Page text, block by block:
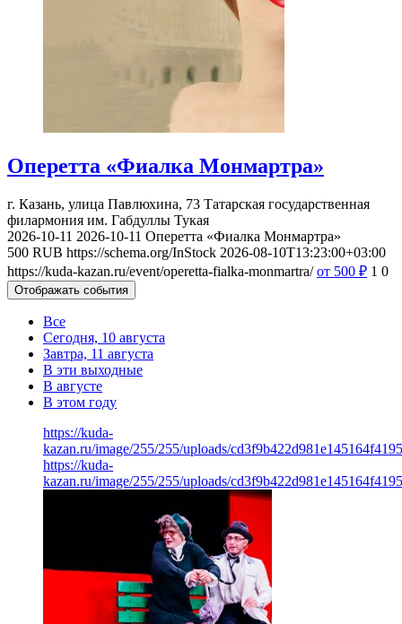
Оперетта «Фиалка Монмартра»
г. Казань, улица Павлюхина, 73 Татарская государственная
филармония им. Габдуллы Тукая
2026-10-11 2026-10-11 Оперетта «Фиалка Монмартра»
500 RUB https://schema.org/InStock 2026-08-10T13:23:00+03:00
https://kuda-kazan.ru/event/operetta-fialka-monmartra/ от 500 ₽ 1 0
Отображать события
Все
Сегодня, 10 августа
Завтра, 11 августа
В эти выходные
В августе
В этом году
https://kuda-
kazan.ru/image/255/255/uploads/
https://kuda-
kazan.ru/image/255/255/uploads/